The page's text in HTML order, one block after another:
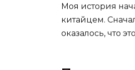
Моя история
китайцем.
оказалось, что